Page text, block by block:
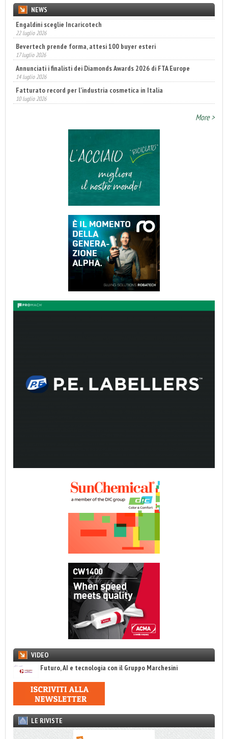
NEWS
Engaldini sceglie Incaricotech
22 luglio 2026
Bevertech prende forma, attesi 100 buyer esteri
17 luglio 2026
Annunciati i finalisti dei Diamonds Awards 2026 di FTA Europe
14 luglio 2026
Fatturato record per l'industria cosmetica in Italia
10 luglio 2026
More >
VIDEO
Futuro, AI e tecnologia con il Gruppo Marchesini
LE RIVISTE